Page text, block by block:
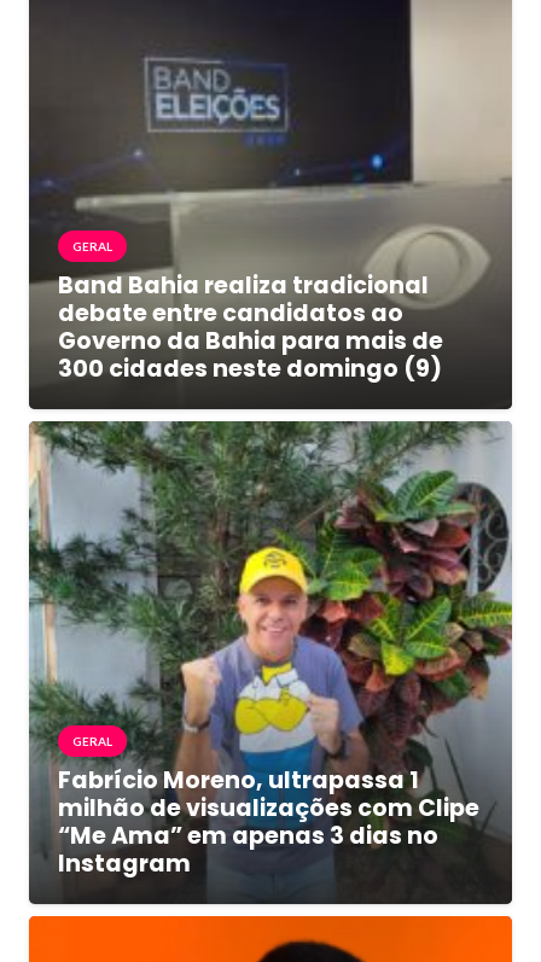
GERAL
Band Bahia realiza tradicional
debate entre candidatos ao
Governo da Bahia para mais de
300 cidades neste domingo (9)
GERAL
Fabrício Moreno, ultrapassa 1
milhão de visualizações com Clipe
“Me Ama” em apenas 3 dias no
Instagram